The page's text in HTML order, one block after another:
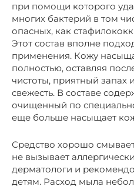
при помощи которого
многих бактерий в том
опасных, как
Этот состав вполне
применения. Кожу
полностью, оставляя
чистоты, приятный запах
свежесть. В составе
очищенный по
еще больше насыщает
Средство хорошо
не вызывает
дерматологи и
детям. Расход мыла